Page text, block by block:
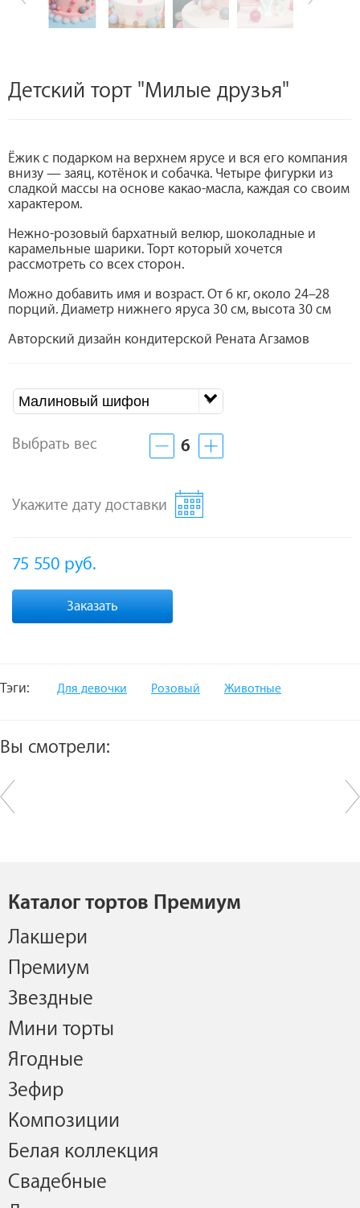
Детский торт "Милые друзья"
Ёжик с подарком на верхнем ярусе и вся его компания
внизу — заяц, котёнок и собачка. Четыре фигурки из
сладкой массы на основе какао-масла, каждая со своим
характером.
Нежно-розовый бархатный велюр, шоколадные и
карамельные шарики. Торт который хочется
рассмотреть со всех сторон.
Можно добавить имя и возраст. От 6 кг, около 24–28
порций. Диаметр нижнего яруса 30 см, высота 30 см
Авторский дизайн кондитерской Рената Агзамов
Малиновый шифон
Выбрать вес 6
Укажите дату доставки
75 550 руб.
Заказать
Тэги: Для девочки Розовый Животные
Вы смотрели:
Каталог тортов Премиум
Лакшери
Премиум
Звездные
Мини торты
Ягодные
Зефир
Композиции
Белая коллекция
Свадебные